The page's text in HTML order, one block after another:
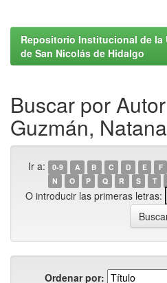
Repositorio Institucional de la
de San Nicolás de Hidalgo
Buscar por
Guzmán,
Ir a: 0-9 A B C D E F
N
O P Q R S T
O introducir las primeras letras:
Ordenar por: